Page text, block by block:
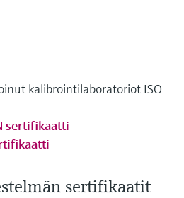
kalibrointilaboratoriot ISO
sertifikaatti
sertifikaatit